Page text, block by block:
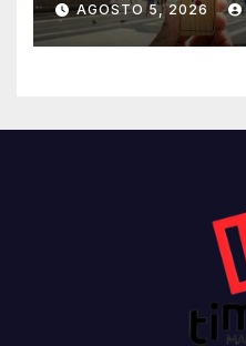
AGOSTO 5, 2026